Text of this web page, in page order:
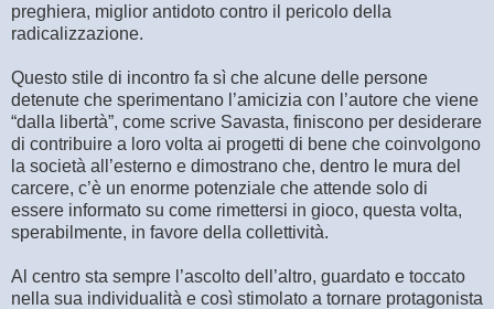
preghiera, miglior antidoto contro il pericolo della
radicalizzazione.
Questo stile di incontro fa sì che alcune delle persone
detenute che sperimentano l’amicizia con l’autore che viene
“dalla libertà”, come scrive Savasta, finiscono per desiderare
di contribuire a loro volta ai progetti di bene che coinvolgono
la società all’esterno e dimostrano che, dentro le mura del
carcere, c’è un enorme potenziale che attende solo di
essere informato su come rimettersi in gioco, questa volta,
sperabilmente, in favore della collettività.
Al centro sta sempre l’ascolto dell’altro, guardato e toccato
nella sua individualità e così stimolato a tornare protagonista